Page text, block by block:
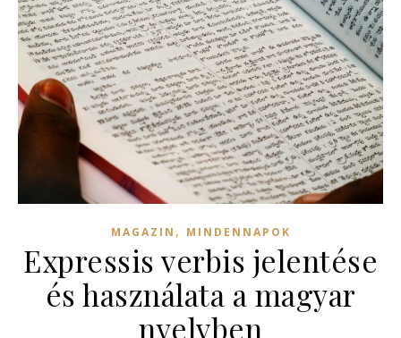
MAGAZIN , MINDENNAPOK
Expressis verbis jelentése
és használata a magyar
nyelvben